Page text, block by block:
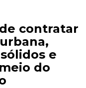
contratar
e
do